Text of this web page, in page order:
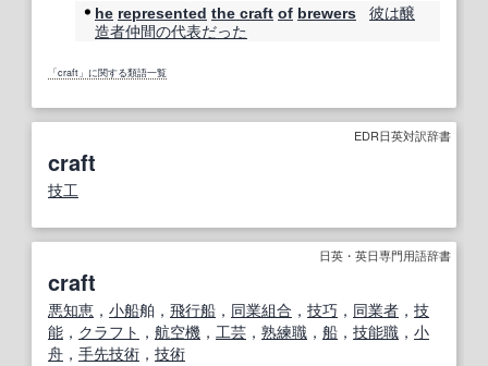
he represented the craft of brewers 彼は醸
造者仲間の代表だった
「craft」に関する類語一覧
EDR日英対訳辞書
craft
技工
日英・英日専門用語辞書
craft
悪知恵 ， 小船舶， 飛行船 ， 同業組合 ， 技巧 ， 同業者 ， 技
能 ， クラフト ， 航空機 ， 工芸 ， 熟練職 ， 船 ， 技能職 ， 小
舟 ， 手先技術 ， 技術